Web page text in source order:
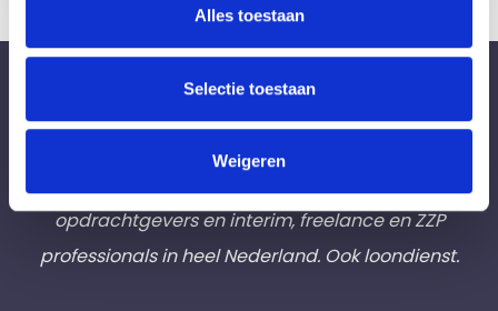
Alles toestaan
Selectie toestaan
Weigeren
Bureau Ad Interim ®
opdrachtgevers en interim, freelance en ZZP
professionals in heel Nederland. Ook loondienst.